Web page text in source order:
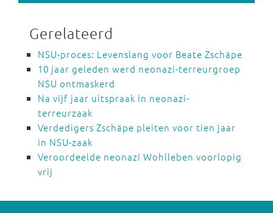
Gerelateerd
NSU-proces: Levenslang voor Beate Zschäpe
10 jaar geleden werd neonazi-terreurgroep
NSU ontmaskerd
Na vijf jaar uitspraak in neonazi-
terreurzaak
Verdedigers Zschäpe pleiten voor tien jaar
in NSU-zaak
Veroordeelde neonazi Wohlleben voorlopig
vrij